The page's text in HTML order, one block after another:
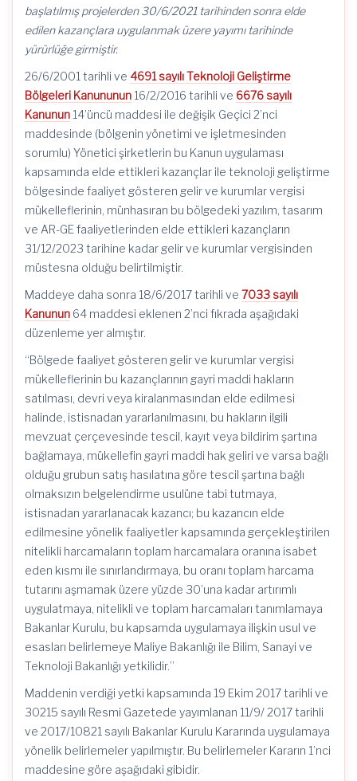
başlatılmış projelerden 30/6/2021 tarihinden sonra elde
edilen kazançlara uygulanmak üzere yayımı tarihinde
yürürlüğe girmiştir.
26/6/2001 tarihli ve 4691 sayılı Teknoloji Geliştirme
Bölgeleri Kanununun 16/2/2016 tarihli ve 6676 sayılı
Kanunun 14’üncü maddesi ile değişik Geçici 2’nci
maddesinde (bölgenin yönetimi ve işletmesinden
sorumlu) Yönetici şirketlerin bu Kanun uygulaması
kapsamında elde ettikleri kazançlar ile teknoloji geliştirme
bölgesinde faaliyet gösteren gelir ve kurumlar vergisi
mükelleflerinin, münhasıran bu bölgedeki yazılım, tasarım
ve AR-GE faaliyetlerinden elde ettikleri kazançların
31/12/2023 tarihine kadar gelir ve kurumlar vergisinden
müstesna olduğu belirtilmiştir.
Maddeye daha sonra 18/6/2017 tarihli ve 7033 sayılı
Kanunun 64 maddesi eklenen 2’nci fıkrada aşağıdaki
düzenleme yer almıştır.
“Bölgede faaliyet gösteren gelir ve kurumlar vergisi
mükelleflerinin bu kazançlarının gayri maddi hakların
satılması, devri veya kiralanmasından elde edilmesi
halinde, istisnadan yararlanılmasını, bu hakların ilgili
mevzuat çerçevesinde tescil, kayıt veya bildirim şartına
bağlamaya, mükellefin gayri maddi hak geliri ve varsa bağlı
olduğu grubun satış hasılatına göre tescil şartına bağlı
olmaksızın belgelendirme usulüne tabi tutmaya,
istisnadan yararlanacak kazancı; bu kazancın elde
edilmesine yönelik faaliyetler kapsamında gerçekleştirilen
nitelikli harcamaların toplam harcamalara oranına isabet
eden kısmı ile sınırlandırmaya, bu oranı toplam harcama
tutarını aşmamak üzere yüzde 30’una kadar artırımlı
uygulatmaya, nitelikli ve toplam harcamaları tanımlamaya
Bakanlar Kurulu, bu kapsamda uygulamaya ilişkin usul ve
esasları belirlemeye Maliye Bakanlığı ile Bilim, Sanayi ve
Teknoloji Bakanlığı yetkilidir.”
Maddenin verdiği yetki kapsamında 19 Ekim 2017 tarihli ve
30215 sayılı Resmi Gazetede yayımlanan 11/9/ 2017 tarihli
ve 2017/10821 sayılı Bakanlar Kurulu Kararında uygulamaya
yönelik belirlemeler yapılmıştır. Bu belirlemeler Kararın 1’nci
maddesine göre aşağıdaki gibidir.